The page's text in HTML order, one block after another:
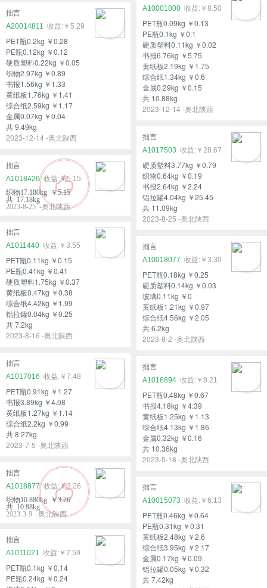
A10001800
￥8.50
PET瓶0.09kg ￥0.13
PE瓶0.1kg ￥0.1
硬质塑料0.11kg ￥0.02
书报6.76kg ￥5.75
黄纸板2.19kg ￥1.75
综合纸1.34kg ￥0.6
金属0.29kg ￥0.15
共 10.88kg
2023-12-14 -奥北陕西
拙言
A20014811
￥5.29
PET瓶0.2kg ￥0.28
PE瓶0.12kg ￥0.12
硬质塑料0.22kg ￥0.05
织物2.97kg ￥0.89
书报1.56kg ￥1.33
黄纸板1.76kg ￥1.41
综合纸2.59kg ￥1.17
金属0.07kg ￥0.04
共 9.49kg
2023-12-14 -奥北陕西
拙言
A1017503
￥28.67
硬质塑料3.77kg ￥0.79
织物0.64kg ￥0.19
书报2.64kg ￥2.24
铝拉罐4.04kg ￥25.45
共 11.09kg
2023-8-25 -奥北陕西
拙言
A1018426
￥5.15
织物17.180kg ￥5.15
共 17.18kg
2023-8-25 -奥北陕西
拙言
A1011440
￥3.55
PET瓶0.11kg ￥0.15
PE瓶0.41kg ￥0.41
硬质塑料1.75kg ￥0.37
黄纸板0.47kg ￥0.38
综合纸4.42kg ￥1.99
铝拉罐0.04kg ￥0.25
共 7.2kg
2023-8-16 -奥北陕西
拙言
A10018077
￥3.30
PET瓶0.18kg ￥0.25
硬质塑料0.14kg ￥0.03
玻璃0.11kg ￥0
黄纸板1.21kg ￥0.97
综合纸4.56kg ￥2.05
共 6.2kg
2023-8-2 -奥北陕西
拙言
A1017016
￥7.48
PET瓶0.91kg ￥1.27
书报3.89kg ￥4.08
黄纸板1.27kg ￥1.14
综合纸2.2kg ￥0.99
共 8.27kg
2023-7-5 -奥北陕西
拙言
A1016894
￥8.21
PET瓶0.48kg ￥0.67
书报4.18kg ￥4.39
黄纸板1.25kg ￥1.13
综合纸4.13kg ￥1.86
金属0.32kg ￥0.16
共 10.36kg
2023-5-18 -奥北陕西
拙言
A1018877
￥3.26
织物10.880kg ￥3.26
共 10.88kg
2023-3-9 -奥北陕西
拙言
A10015073
￥6.13
PET瓶0.46kg ￥0.64
PE瓶0.31kg ￥0.31
黄纸板2.48kg ￥2.6
综合纸3.95kg ￥2.17
金属0.17kg ￥0.09
铝拉罐0.05kg ￥0.32
共 7.42kg
拙言
A1011021
￥7.59
PET瓶0.1kg ￥0.14
PE瓶0.24kg ￥0.24